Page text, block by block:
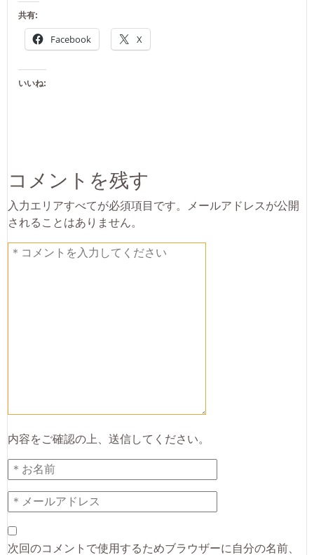
共有:
Facebook X
いいね:
コメントを残す
入力エリアすべてが必須項目です。メールアドレスが公開
されることはありません。
内容をご確認の上、送信してください。
次回のコメントで使用するためブラウザーに自分の名前、